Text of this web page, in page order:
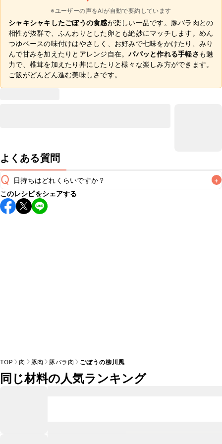
※ユーザーの声をAIが自動で要約しています
シャキシャキしたごぼうの食感が楽しい一品です。豚バラ肉との
相性が抜群で、ふんわりとした卵とも絶妙にマッチします。めん
つゆベースの味付けはやさしく、お好みで七味をかけたり、みり
んで甘みを加えたりとアレンジ自在。パパッと作れる手軽さ も魅
力で、椎茸を加えたり丼にしたりと様々な楽しみ方ができます。
ご飯がどんどん進む美味しさです。
よくある質問
Q 日持ちはどれくらいですか？ +
保存期間は冷蔵で翌日中が目安です。なるべくお早めにお召
し上がりください。
このレシピをシェアする
TOP 肉 豚肉 豚バラ肉 ごぼうの柳川風
同じ材料の人気ランキング